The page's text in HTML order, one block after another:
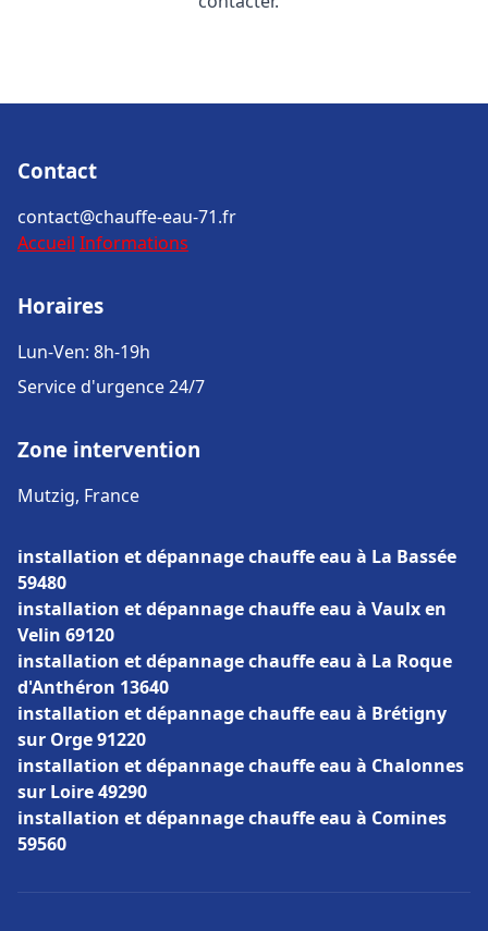
Contact
contact@chauffe-eau-71.fr
Accueil Informations
Horaires
Lun-Ven: 8h-19h
Service d'urgence 24/7
Zone intervention
Mutzig, France
installation et dépannage chauffe eau à La Bassée
59480
installation et dépannage chauffe eau à Vaulx en
Velin 69120
installation et dépannage chauffe eau à La Roque
d'Anthéron 13640
installation et dépannage chauffe eau à Brétigny
sur Orge 91220
installation et dépannage chauffe eau à Chalonnes
sur Loire 49290
installation et dépannage chauffe eau à Comines
59560